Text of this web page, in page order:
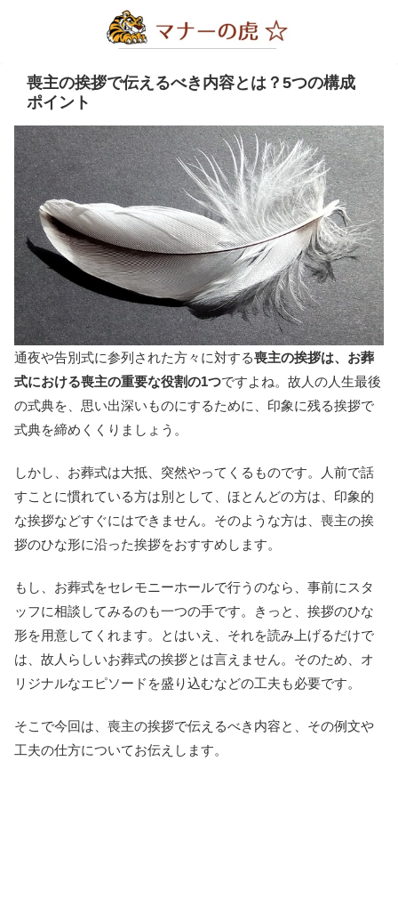
喪主の挨拶で伝えるべき内容とは？5つの構成
ポイント
通夜や告別式に参列された方々に対する喪主の挨拶は、お葬
式における喪主の重要な役割の1つですよね。故人の人生最後
の式典を、思い出深いものにするために、印象に残る挨拶で
式典を締めくくりましょう。
しかし、お葬式は大抵、突然やってくるものです。人前で話
すことに慣れている方は別として、ほとんどの方は、印象的
な挨拶などすぐにはできません。そのような方は、喪主の挨
拶のひな形に沿った挨拶をおすすめします。
もし、お葬式をセレモニーホールで行うのなら、事前にスタ
ッフに相談してみるのも一つの手です。きっと、挨拶のひな
形を用意してくれます。とはいえ、それを読み上げるだけで
は、故人らしいお葬式の挨拶とは言えません。そのため、オ
リジナルなエピソードを盛り込むなどの工夫も必要です。
そこで今回は、喪主の挨拶で伝えるべき内容と、その例文や
工夫の仕方についてお伝えします。